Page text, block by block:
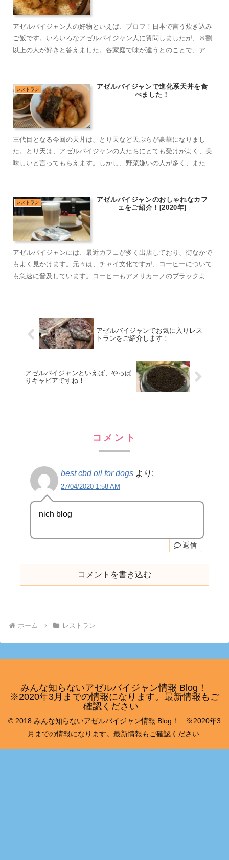
アゼルバイジャン人の好物といえば、プロフ！日本で言う炊き込み
ご飯です。いろいろなアゼルバイジャン人に質問しましたが、８割
以上の人が好きと答えました。各家庭で味が違うとのことで、アゼ
レストラン
アゼルバイジャンで進化系天丼を食
べました！
三代目となる今回の天丼は、とり天など天ぷらが豪華になりまし
た。とり天は、アゼルバイジャンの人たちにとても受けがよく、美
味しいと言ってもらえます。しかし、野菜嫌いの人が多く、また野
レストラン
アゼルバイジャンのおしゃれなカフ
ェをご紹介！[2020年]
アゼルバイジャンには、最近カフェが多く出店しており、街なかで
もよく見かけます。元々は、チャイ文化ですが、コーヒーについて
も急速に普及しています。コーヒーもアメリカーノのブラックより
アゼルバイジャンでお気に入りレス
トランをご紹介します！
アゼルバイジャンといえば、やっぱ
りキャビアですね！
コメント
best cbd oil for dogs より:
27/04/2020 1:58 AM
nich blog
返信
コメントを書き込む
ホーム レストラン
みんな知らないアゼルバイジャン情報 Blog！
※2020年3月までの情報になります。最新情報もご
確認ください
© 2018 みんな知らないアゼルバイジャン情報 Blog！ ※2020年3
月までの情報になります。最新情報もご確認ください.